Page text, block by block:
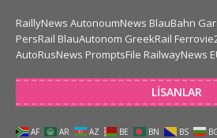
RaillyNews AutonoumNews BlauBahn
PersRail BlauAutonom GreekRail
AutoRusNews PromptsFile RailwayNews
LISANLAR
AF AR AZ BE BN BS